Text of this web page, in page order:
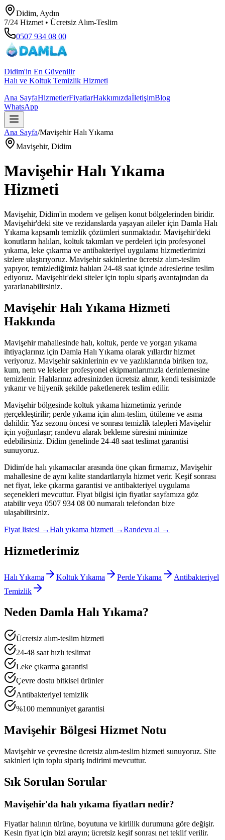
Didim, Aydın
7/24 Hizmet • Ücretsiz Alım-Teslim
0507 934 08 00
Didim'in En Güvenilir
Halı ve Koltuk Temizlik Hizmeti
Ana SayfaHizmetlerFiyatlarHakkımızdaİletişimBlog
WhatsApp
Ana Sayfa/MavişehirHalı Yıkama
Mavişehir, Didim
MavişehirHalı Yıkama
Hizmeti
Mavişehir, Didim'in modern ve gelişen konut bölgelerinden biridir.
Mavişehir'deki site ve rezidanslarda yaşayan aileler için Damla Halı
Yıkama kapsamlı temizlik çözümleri sunmaktadır. Mavişehir'deki
konutların halıları, koltuk takımları ve perdeleri için profesyonel
yıkama, leke çıkarma ve antibakteriyel uygulama hizmetlerimizi
sizlere ulaştırıyoruz. Mavişehir sakinlerine ücretsiz alım-teslim
yapıyor, temizlediğimiz halıları 24-48 saat içinde adreslerine teslim
ediyoruz. Mavişehir'deki siteler için toplu sipariş avantajından da
yararlanabilirsiniz.
Mavişehir Halı Yıkama Hizmeti
Hakkında
Mavişehir mahallesinde halı, koltuk, perde ve yorgan yıkama
ihtiyaçlarınız için Damla Halı Yıkama olarak yıllardır hizmet
veriyoruz. Mavişehir sakinlerinin ev ve yazlıklarında biriken toz,
kum, nem ve lekeler profesyonel ekipmanlarımızla derinlemesine
temizlenir. Halılarınız adresinizden ücretsiz alınır, kendi tesisimizde
yıkanır ve hijyenik şekilde paketlenerek teslim edilir.
Mavişehir bölgesinde koltuk yıkama hizmetimiz yerinde
gerçekleştirilir; perde yıkama için alım-teslim, ütüleme ve asma
dahildir. Yaz sezonu öncesi ve sonrası temizlik talepleri Mavişehir
için yoğunlaşır; randevu alarak bekleme süresini minimize
edebilirsiniz. Didim genelinde 24-48 saat teslimat garantisi
sunuyoruz.
Didim'de halı yıkamacılar arasında öne çıkan firmamız, Mavişehir
mahallesine de aynı kalite standartlarıyla hizmet verir. Keşif sonrası
net fiyat, leke çıkarma garantisi ve antibakteriyel uygulama
seçenekleri mevcuttur. Fiyat bilgisi için fiyatlar sayfamıza göz
atabilir veya 0507 934 08 00 numaralı telefondan bize
ulaşabilirsiniz.
Fiyat listesi →Halı yıkama hizmeti →Randevu al →
Hizmetlerimiz
Halı Yıkama Koltuk Yıkama Perde Yıkama
Antibakteriyel
Temizlik
Neden Damla Halı Yıkama?
Ücretsiz alım-teslim hizmeti
24-48 saat hızlı teslimat
Leke çıkarma garantisi
Çevre dostu bitkisel ürünler
Antibakteriyel temizlik
%100 memnuniyet garantisi
Mavişehir Bölgesi Hizmet Notu
Mavişehir ve çevresine ücretsiz alım-teslim hizmeti sunuyoruz. Site
sakinleri için toplu sipariş indirimi mevcuttur.
Sık Sorulan Sorular
Mavişehir'da halı yıkama fiyatları nedir?
Fiyatlar halının türüne, boyutuna ve kirlilik durumuna göre değişir.
Kesin fiyat için bizi arayın; ücretsiz keşif sonrası net teklif verilir.